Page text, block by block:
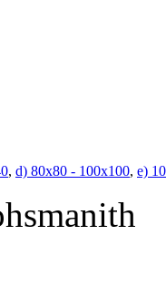
, d) 80x80 - 100x100, e)